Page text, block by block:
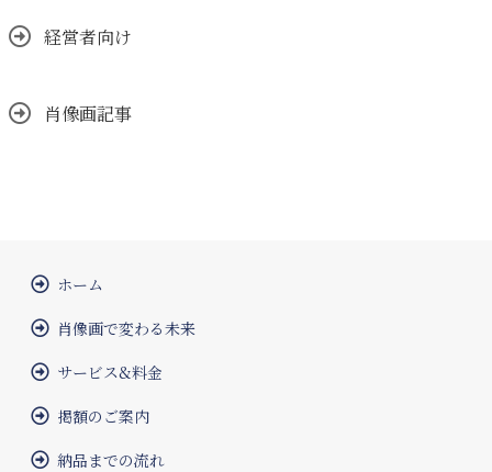
経営者向け
肖像画記事
ホーム
肖像画で変わる未来
サービス&料金
掲額のご案内
納品までの流れ